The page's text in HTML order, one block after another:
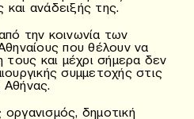
ανάδειξής της.
την κοινωνία των
που θέλουν να
τους και μέχρι σήμερα δεν
συμμετοχής στις
Αθήνας.
δημοτική